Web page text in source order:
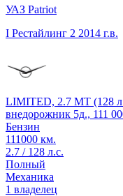
УАЗ Patriot
I Рестайлинг 2 2014 г.в.
LIMITED, 2.7 MT (128
внедорожник 5д., 111
Бензин
111000 км.
2.7 / 128 л.с.
Полный
Механика
1 владелец